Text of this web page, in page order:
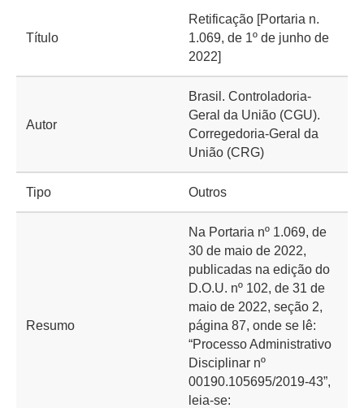
Título
Retificação [Portaria n.
1.069, de 1º de junho de
2022]
Autor
Brasil. Controladoria-
Geral da União (CGU).
Corregedoria-Geral da
União (CRG)
Tipo Outros
Resumo
Na Portaria nº 1.069, de
30 de maio de 2022,
publicadas na edição do
D.O.U. nº 102, de 31 de
maio de 2022, seção 2,
página 87, onde se lê:
“Processo Administrativo
Disciplinar nº
00190.105695/2019-43”,
leia-se: